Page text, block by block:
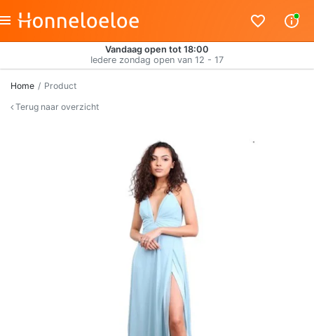
Vandaag open tot 18:00
Iedere zondag open van 12 - 17
Home
Product
Terug naar overzicht